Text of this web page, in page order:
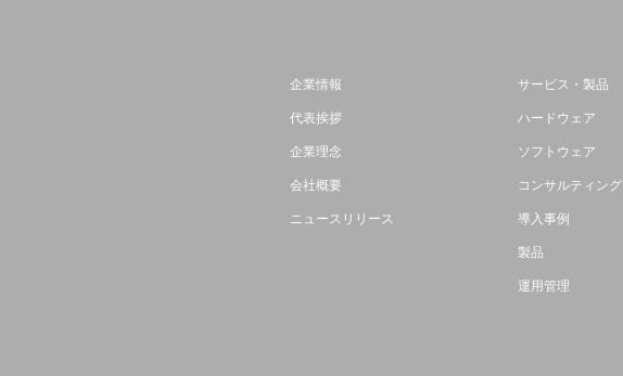
企業情報
代表挨拶
企業理念
会社概要
ニュースリリース
サービス・製品
ハードウェア
ソフトウェア
コンサルティング
導入事例
製品
運用管理